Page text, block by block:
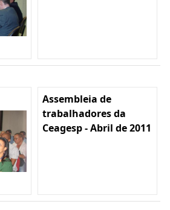
Assembleia de
trabalhadores da
Ceagesp - Abril de 2011